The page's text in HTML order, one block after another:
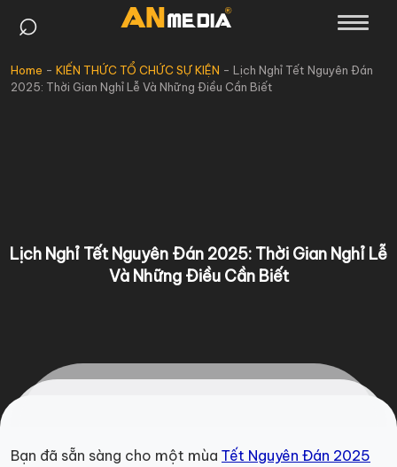
⌕
Home - KIẾN THỨC TỔ CHỨC SỰ KIỆN - Lịch Nghỉ Tết Nguyên Đán
2025: Thời Gian Nghỉ Lễ Và Những Điều Cần Biết
Lịch Nghỉ Tết Nguyên Đán 2025: Thời Gian Nghỉ Lễ
Và Những Điều Cần Biết
Bạn đã sẵn sàng cho một mùa Tết Nguyên Đán 2025